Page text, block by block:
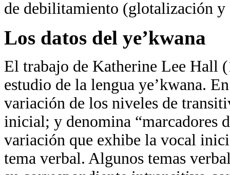
de debilitamiento (glotalización
Los datos del ye’kwana
El trabajo de Katherine Lee Hall
estudio de la lengua ye’kwana.
variación de los niveles de
inicial; y denomina
variación que exhibe la vocal
tema verbal. Algunos temas